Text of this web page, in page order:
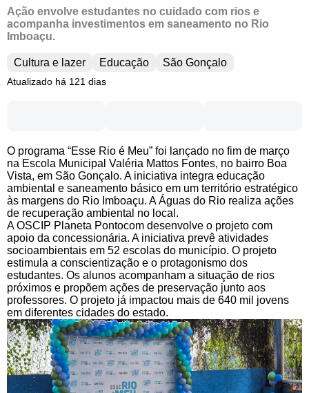
Ação envolve estudantes no cuidado com rios e
acompanha investimentos em saneamento no Rio
Imboaçu.
Cultura e lazer Educação São Gonçalo
Atualizado há 121 dias
O programa “Esse Rio é Meu” foi lançado no fim de março
na Escola Municipal Valéria Mattos Fontes, no bairro Boa
Vista, em São Gonçalo. A iniciativa integra educação
ambiental e saneamento básico em um território estratégico
às margens do Rio Imboaçu. A Águas do Rio realiza ações
de recuperação ambiental no local.
A OSCIP Planeta Pontocom desenvolve o projeto com
apoio da concessionária. A iniciativa prevê atividades
socioambientais em 52 escolas do município. O projeto
estimula a conscientização e o protagonismo dos
estudantes. Os alunos acompanham a situação de rios
próximos e propõem ações de preservação junto aos
professores. O projeto já impactou mais de 640 mil jovens
em diferentes cidades do estado.